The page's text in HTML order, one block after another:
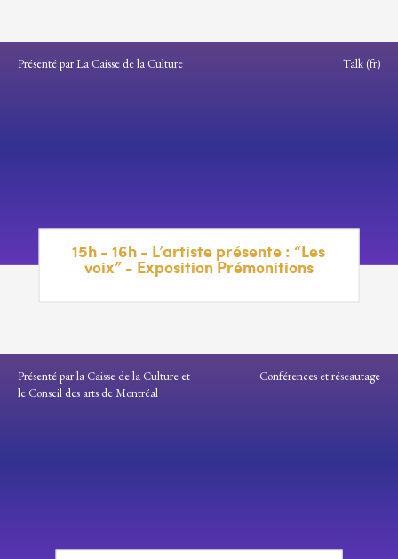
Présenté par La Caisse de la Culture Talk (fr)
15h - 16h - L’artiste présente : “Les
voix” - Exposition Prémonitions
Présenté par la Caisse de la Culture et
le Conseil des arts de Montréal
Conférences et réseautage